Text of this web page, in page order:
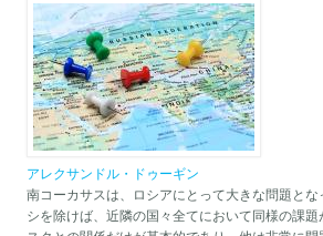
アレクサンドル・ドゥーギン
南コーカサスは、ロシアにとって大きな問題と
シを除けば、近隣の国々全てにおいて同様の課